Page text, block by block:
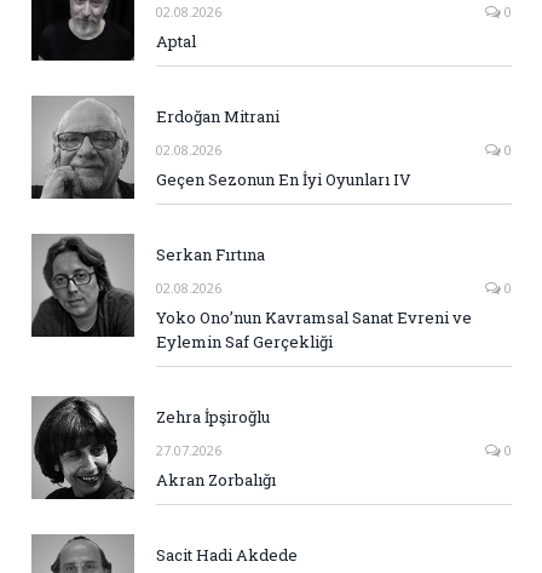
02.08.2026 0
Aptal
Erdoğan Mitrani
02.08.2026 0
Geçen Sezonun En İyi Oyunları IV
Serkan Fırtına
02.08.2026 0
Yoko Ono’nun Kavramsal Sanat Evreni ve
Eylemin Saf Gerçekliği
Zehra İpşiroğlu
27.07.2026 0
Akran Zorbalığı
Sacit Hadi Akdede